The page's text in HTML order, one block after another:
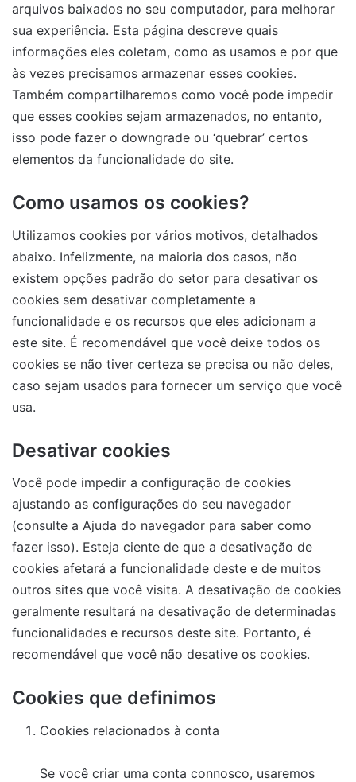
arquivos baixados no seu computador, para melhorar
sua experiência. Esta página descreve quais
informações eles coletam, como as usamos e por que
às vezes precisamos armazenar esses cookies.
Também compartilharemos como você pode impedir
que esses cookies sejam armazenados, no entanto,
isso pode fazer o downgrade ou ‘quebrar’ certos
elementos da funcionalidade do site.
Como usamos os cookies?
Utilizamos cookies por vários motivos, detalhados
abaixo. Infelizmente, na maioria dos casos, não
existem opções padrão do setor para desativar os
cookies sem desativar completamente a
funcionalidade e os recursos que eles adicionam a
este site. É recomendável que você deixe todos os
cookies se não tiver certeza se precisa ou não deles,
caso sejam usados ​​para fornecer um serviço que você
usa.
Desativar cookies
Você pode impedir a configuração de cookies
ajustando as configurações do seu navegador
(consulte a Ajuda do navegador para saber como
fazer isso). Esteja ciente de que a desativação de
cookies afetará a funcionalidade deste e de muitos
outros sites que você visita. A desativação de cookies
geralmente resultará na desativação de determinadas
funcionalidades e recursos deste site. Portanto, é
recomendável que você não desative os cookies.
Cookies que definimos
Cookies relacionados à conta
Se você criar uma conta connosco, usaremos